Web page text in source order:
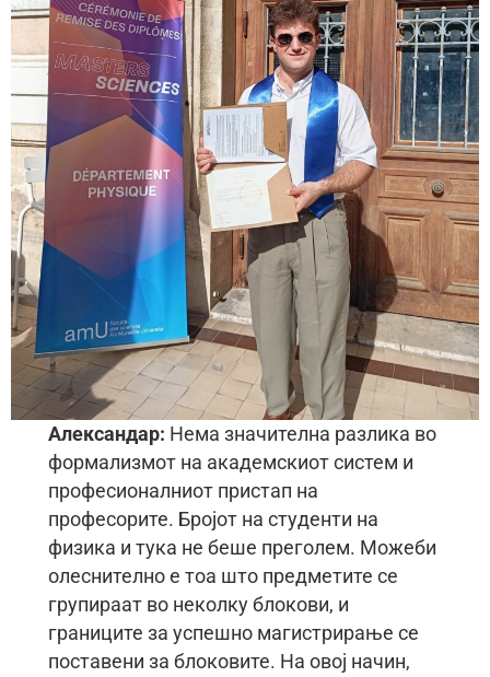
Александар: Нема значителна разлика во
формализмот на академскиот систем и
професионалниот пристап на
професорите. Бројот на студенти на
физика и тука не беше преголем. Можеби
олеснително е тоа што предметите се
групираат во неколку блокови, и
границите за успешно магистрирање се
поставени за блоковите. На овој начин,